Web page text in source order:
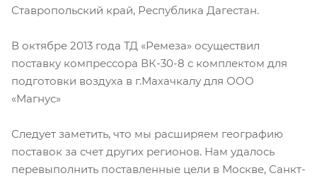
Ставропольский край, Республика Дагестан.
В октябре 2013 года ТД «Ремеза» осуществил
поставку компрессора ВК-30-8 с комплектом для
подготовки воздуха в г.Махачкалу для ООО
«Магнус»
Следует заметить, что мы расширяем географию
поставок за счет других регионов. Нам удалось
перевыполнить поставленные цели в Москве, Санкт-